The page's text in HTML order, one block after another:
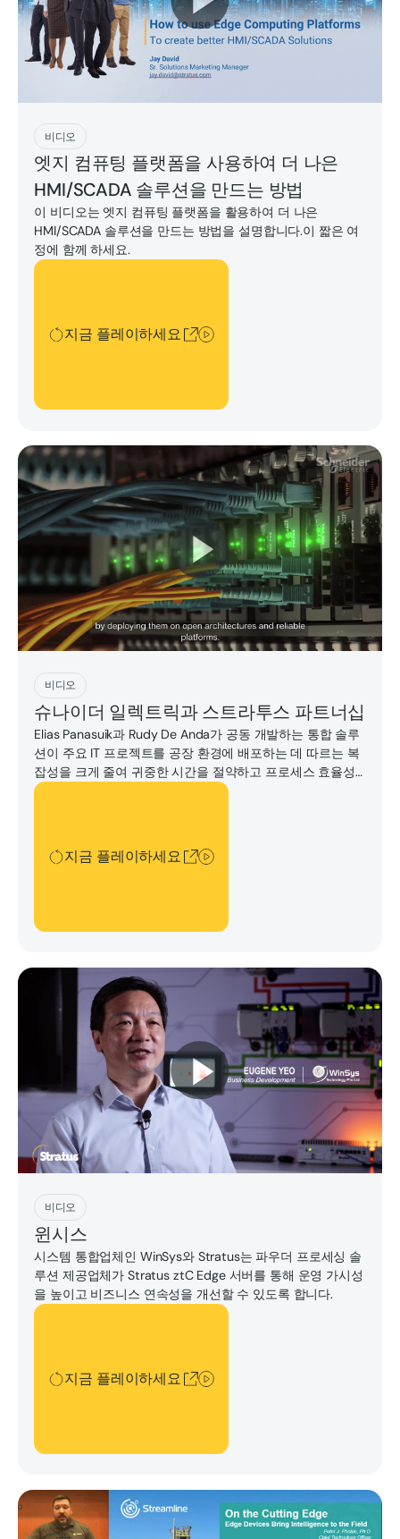
비디오
엣지 컴퓨팅 플랫폼을 사용하여 더 나은
HMI/SCADA 솔루션을 만드는 방법
이 비디오는 엣지 컴퓨팅 플랫폼을 활용하여 더 나은
HMI/SCADA 솔루션을 만드는 방법을 설명합니다.이 짧은 여
정에 함께 하세요.
지금 플레이하세요
지금 플레이하세요
지금 플레이하세요
비디오
슈나이더 일렉트릭과 스트라투스 파트너십
Elias Panasuik과 Rudy De Anda가 공동 개발하는 통합 솔루
션이 주요 IT 프로젝트를 공장 환경에 배포하는 데 따르는 복
잡성을 크게 줄여 귀중한 시간을 절약하고 프로세스 효율성
을 높이는 방법에 대해 이야기하는 것을 시청하십시오.
지금 플레이하세요
지금 플레이하세요
지금 플레이하세요
비디오
윈시스
시스템 통합업체인 WinSys와 Stratus는 파우더 프로세싱 솔
루션 제공업체가 Stratus ztC Edge 서버를 통해 운영 가시성
을 높이고 비즈니스 연속성을 개선할 수 있도록 합니다.
지금 플레이하세요
지금 플레이하세요
지금 플레이하세요